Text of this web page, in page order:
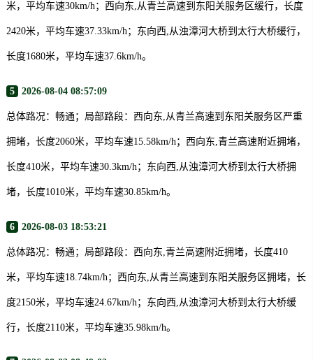
米，平均车速30km/h；西向东,从青兰高速到东阳关服务区缓行，长度
2420米，平均车速37.33km/h；东向西,从浊漳河大桥到太行大桥缓行，
长度1680米，平均车速37.6km/h。
5 2026-08-04 08:57:09
总体路况：畅通；局部路段：西向东,从青兰高速到东阳关服务区严重
拥堵，长度2060米，平均车速15.58km/h；西向东,青兰高速附近拥堵，
长度410米，平均车速30.3km/h；东向西,从浊漳河大桥到太行大桥拥
堵，长度1010米，平均车速30.85km/h。
6 2026-08-03 18:53:21
总体路况：畅通；局部路段：西向东,青兰高速附近拥堵，长度410
米，平均车速18.74km/h；西向东,从青兰高速到东阳关服务区拥堵，长
度2150米，平均车速24.67km/h；东向西,从浊漳河大桥到太行大桥缓
行，长度2110米，平均车速35.98km/h。